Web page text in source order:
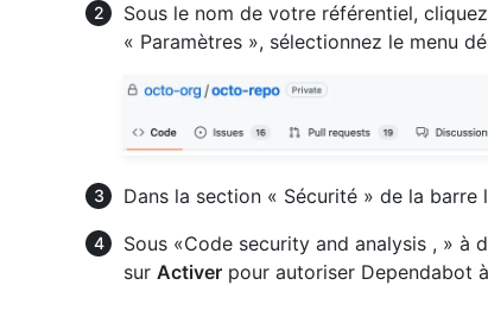
Sous le nom de votre référentiel,
« Paramètres », sélectionnez le menu
Dans la section « Sécurité » de la barre
Sous «Code security and analysis , » à
sur Activer pour autoriser Dependabot